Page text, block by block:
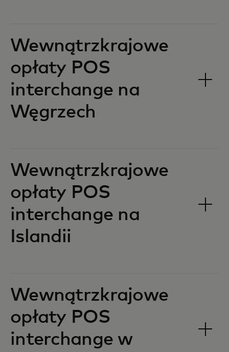
Wewnątrzkrajowe
opłaty POS
interchange na
Węgrzech‎‎
Wewnątrzkrajowe
opłaty POS
interchange na
Islandii‎‎
Wewnątrzkrajowe
opłaty POS
interchange w